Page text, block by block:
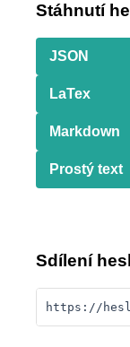
Stáhnutí
JSON
LaTex
Markdown
Prostý text
Sdílení
https://